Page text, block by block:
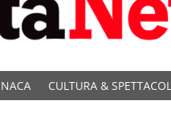
CULTURA &